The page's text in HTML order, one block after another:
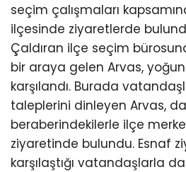
seçim çalışmaları
ilçesinde ziyaretlerde
Çaldıran ilçe seçim
bir araya gelen Arvas,
karşılandı. Burada
taleplerini dinleyen Arvas,
beraberindekilerle ilçe
ziyaretinde bulundu. Esnaf
karşılaştığı vatandaşlarla